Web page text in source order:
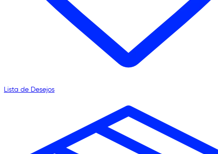
Lista de Desejos